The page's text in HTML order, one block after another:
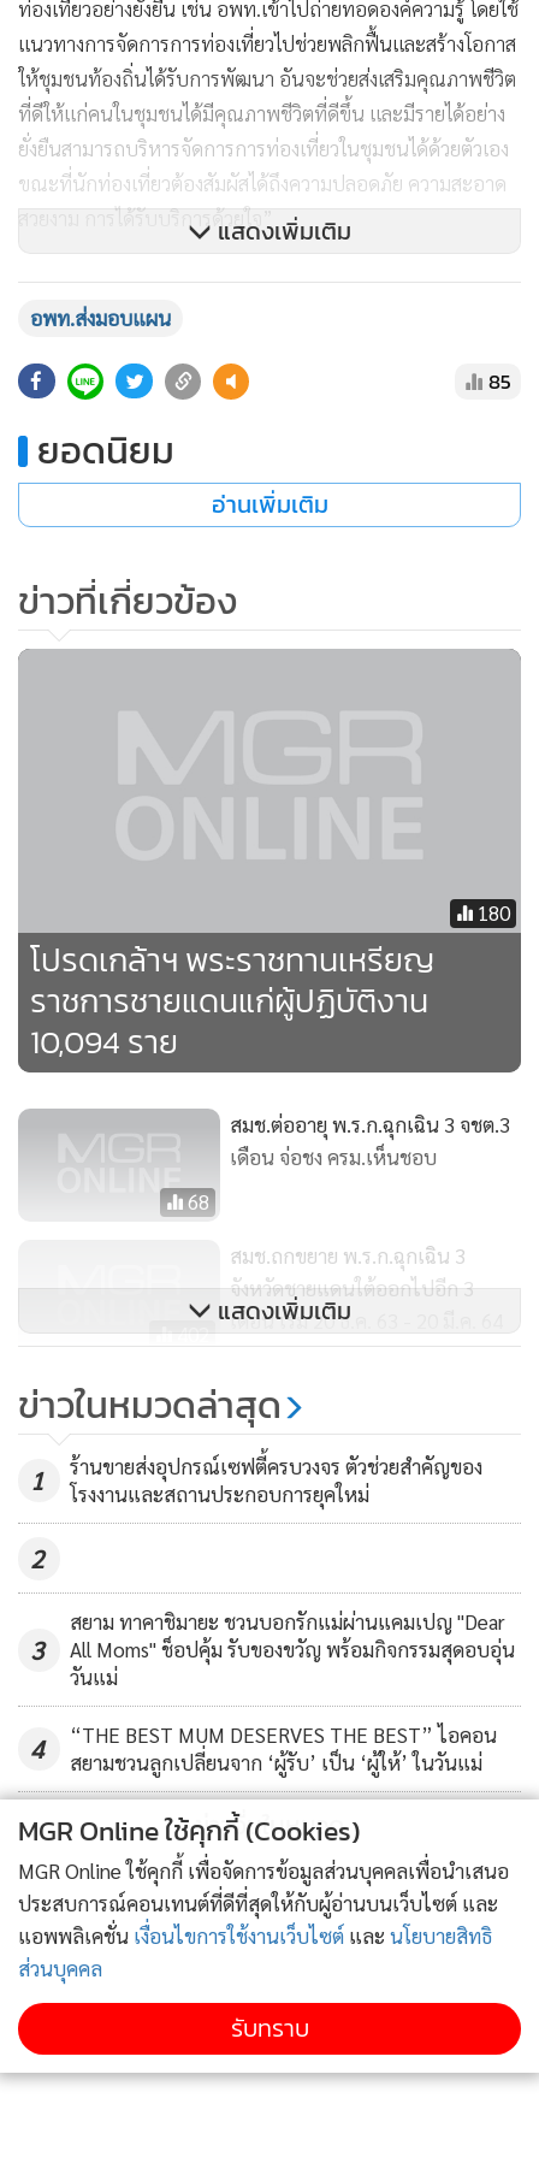
ท่องเที่ยวอย่างยั่งยืน เช่น อพท.เข้าไปถ่ายทอดองค์ความรู้ โดยใช้
แนวทางการจัดการการท่องเที่ยวไปช่วยพลิกฟื้นและสร้างโอกาส
ให้ชุมชนท้องถิ่นได้รับการพัฒนา อันจะช่วยส่งเสริมคุณภาพชีวิต
ที่ดีให้แก่คนในชุมชนได้มีคุณภาพชีวิตที่ดีขึ้น และมีรายได้อย่าง
ยั่งยืนสามารถบริหารจัดการการท่องเที่ยวในชุมชนได้ด้วยตัวเอง
ขณะที่นักท่องเที่ยวต้องสัมผัสได้ถึงความปลอดภัย ความสะอาด
สวยงาม การได้รับบริการด้วยใจ”
โครงการพัฒนาการท่องเที่ยวโดยชุมชนในพื้นที่ 3 จังหวัด
ชายแดนภาคใต้ อพท. ได้รับความร่วมมือจากมหาวิทยาลัย
ราชภัฏสงขลา ซึ่งมีภารกิจในการสร้างองค์ความรู้และแนวทาง
การส่งเสริมการท่องเที่ยวให้มีคุณภาพและเป็นที่ยอมรับในบริบท
ส่วนกลางและหน่วยงานในพื้นที่ ได้แก่ กระทรวงการท่องเที่ยว
และกีฬา สํานักงานคณะกรรมการส่งเสริมวิทยาศาสตร์ วิจัยและ
นวัตกรรม หรือ สกสว., สํานักงานกองทุนสนับสนุนการสร้าง
นราธิวาส และศูนย์อํานวยการบริหารจังหวัดชายแดนภาคใต้
หรือ ศอ.บต. ที่นําความเชี่ยวชาญตามบทบาทของตนเองมา
เป้าหมายหลักการดำเนินโครงการดังกล่าวเพื่อใช้การท่องเที่ยว
โดยชุมชนเป็นเครื่องมือในการพัฒนาและส่งเสริมให้ชุมชน
สามารถบริหารจัดการทรัพยากรการท่องเที่ยวได้อย่างเป็นระบบ
สนับสนุนให้เกิดการเชื่อมโยงชุมชนท้องถิ่นสู่ตลาดการท่องเที่ยว
ประเมินผลการพัฒนาชุมชนต้นแบบ และขยายผลเผยแพร่องค์
ความรู้ที่เกิดจากกระบวนการพัฒนาสู่ชุมชนอื่น แสดงให้เห็นถึง
ความเป็นรูปธรรมของการใช้การท่องเที่ยวโดยชุมชนเป็นเครื่อง
มือในการกระจายรายได้อย่างเป็นธรรม และลดความเหลื่อมล้ำใน
สุขในพื้นที่ 3 จังหวัดชายแดนภาคใต้ และความสำเร็จที่เกิดขึ้นใน
วันนี้จะเป็นต้นแบบให้แก่ชุมชนอื่นๆ ใน 3 จังหวัดชายแดนภาค
ใต้ได้เรียนรู้กันต่อไป
แสดงเพิ่มเติม
อพท.ส่งมอบแผน
85
ยอดนิยม
อ่านเพิ่มเติม
ข่าวที่เกี่ยวข้อง
180
โปรดเกล้าฯ พระราชทานเหรียญ
ราชการชายแดนแก่ผู้ปฏิบัติงาน
10,094 ราย
68
สมช.ต่ออายุ พ.ร.ก.ฉุกเฉิน 3 จชต.3
เดือน จ่อชง ครม.เห็นชอบ
402
สมช.ถกขยาย พ.ร.ก.ฉุกเฉิน 3
จังหวัดชายแดนใต้ออกไปอีก 3
เดือน เริ่ม 20 ธ.ค. 63 - 20 มี.ค. 64
66
ฉุกเฉินฯ จชต.เพิ่มอีก 3 เดือน
แสดงเพิ่มเติม
ข่าวในหมวดล่าสุด
1
ร้านขายส่งอุปกรณ์เซฟตี้ครบวงจร ตัวช่วยสำคัญของ
โรงงานและสถานประกอบการยุคใหม่
2
3
สยาม ทาคาชิมายะ ชวนบอกรักแม่ผ่านแคมเปญ "Dear
All Moms" ช็อปคุ้ม รับของขวัญ พร้อมกิจกรรมสุดอบอุ่น
วันแม่
4
“THE BEST MUM DESERVES THE BEST” ไอคอน
สยามชวนลูกเปลี่ยนจาก ‘ผู้รับ’ เป็น ‘ผู้ให้’ ในวันแม่
ข่าวอื่นในหมวด
MGR Online ใช้คุกกี้ (Cookies)
MGR Online ใช้คุกกี้ เพื่อจัดการข้อมูลส่วนบุคคลเพื่อนำเสนอ
ประสบการณ์คอนเทนต์ที่ดีที่สุดให้กับผู้อ่านบนเว็บไซต์ และ
แอพพลิเคชั่น เงื่อนไขการใช้งานเว็บไซต์ และ นโยบายสิทธิ
ส่วนบุคคล
รับทราบ